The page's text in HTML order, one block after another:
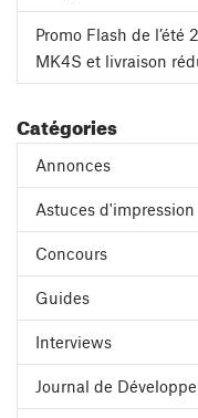
Promo Flash de
MK4S et livraison
Catégories
Annonces
Astuces d'impression
Concours
Guides
Interviews
Journal de